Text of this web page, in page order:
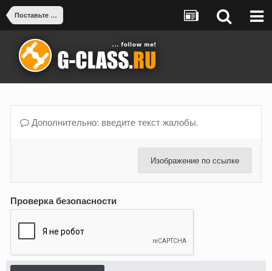
Поставьте диагноз, плиз! Консилиум
Дополнительно: введите текст жалобы.
Изображение по ссылке
Проверка безопасности